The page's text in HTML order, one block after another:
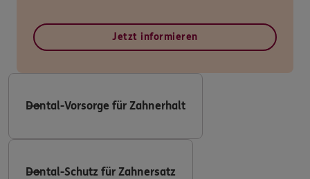
Jetzt informieren
Dental-Vorsorge für Zahnerhalt
Dental-Schutz für Zahnersatz